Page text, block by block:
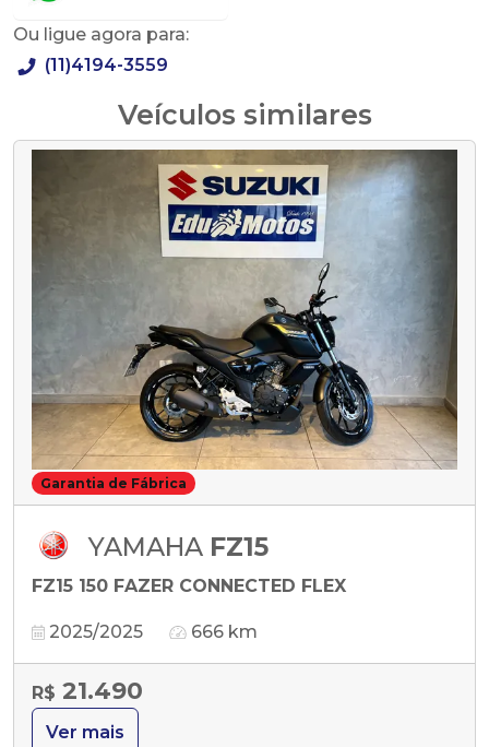
Ou ligue agora para:
(11)4194-3559
Veículos similares
Garantia de Fábrica
YAMAHA FZ15
FZ15 150 FAZER CONNECTED FLEX
2025/2025 666 km
R$ 21.490
Ver mais